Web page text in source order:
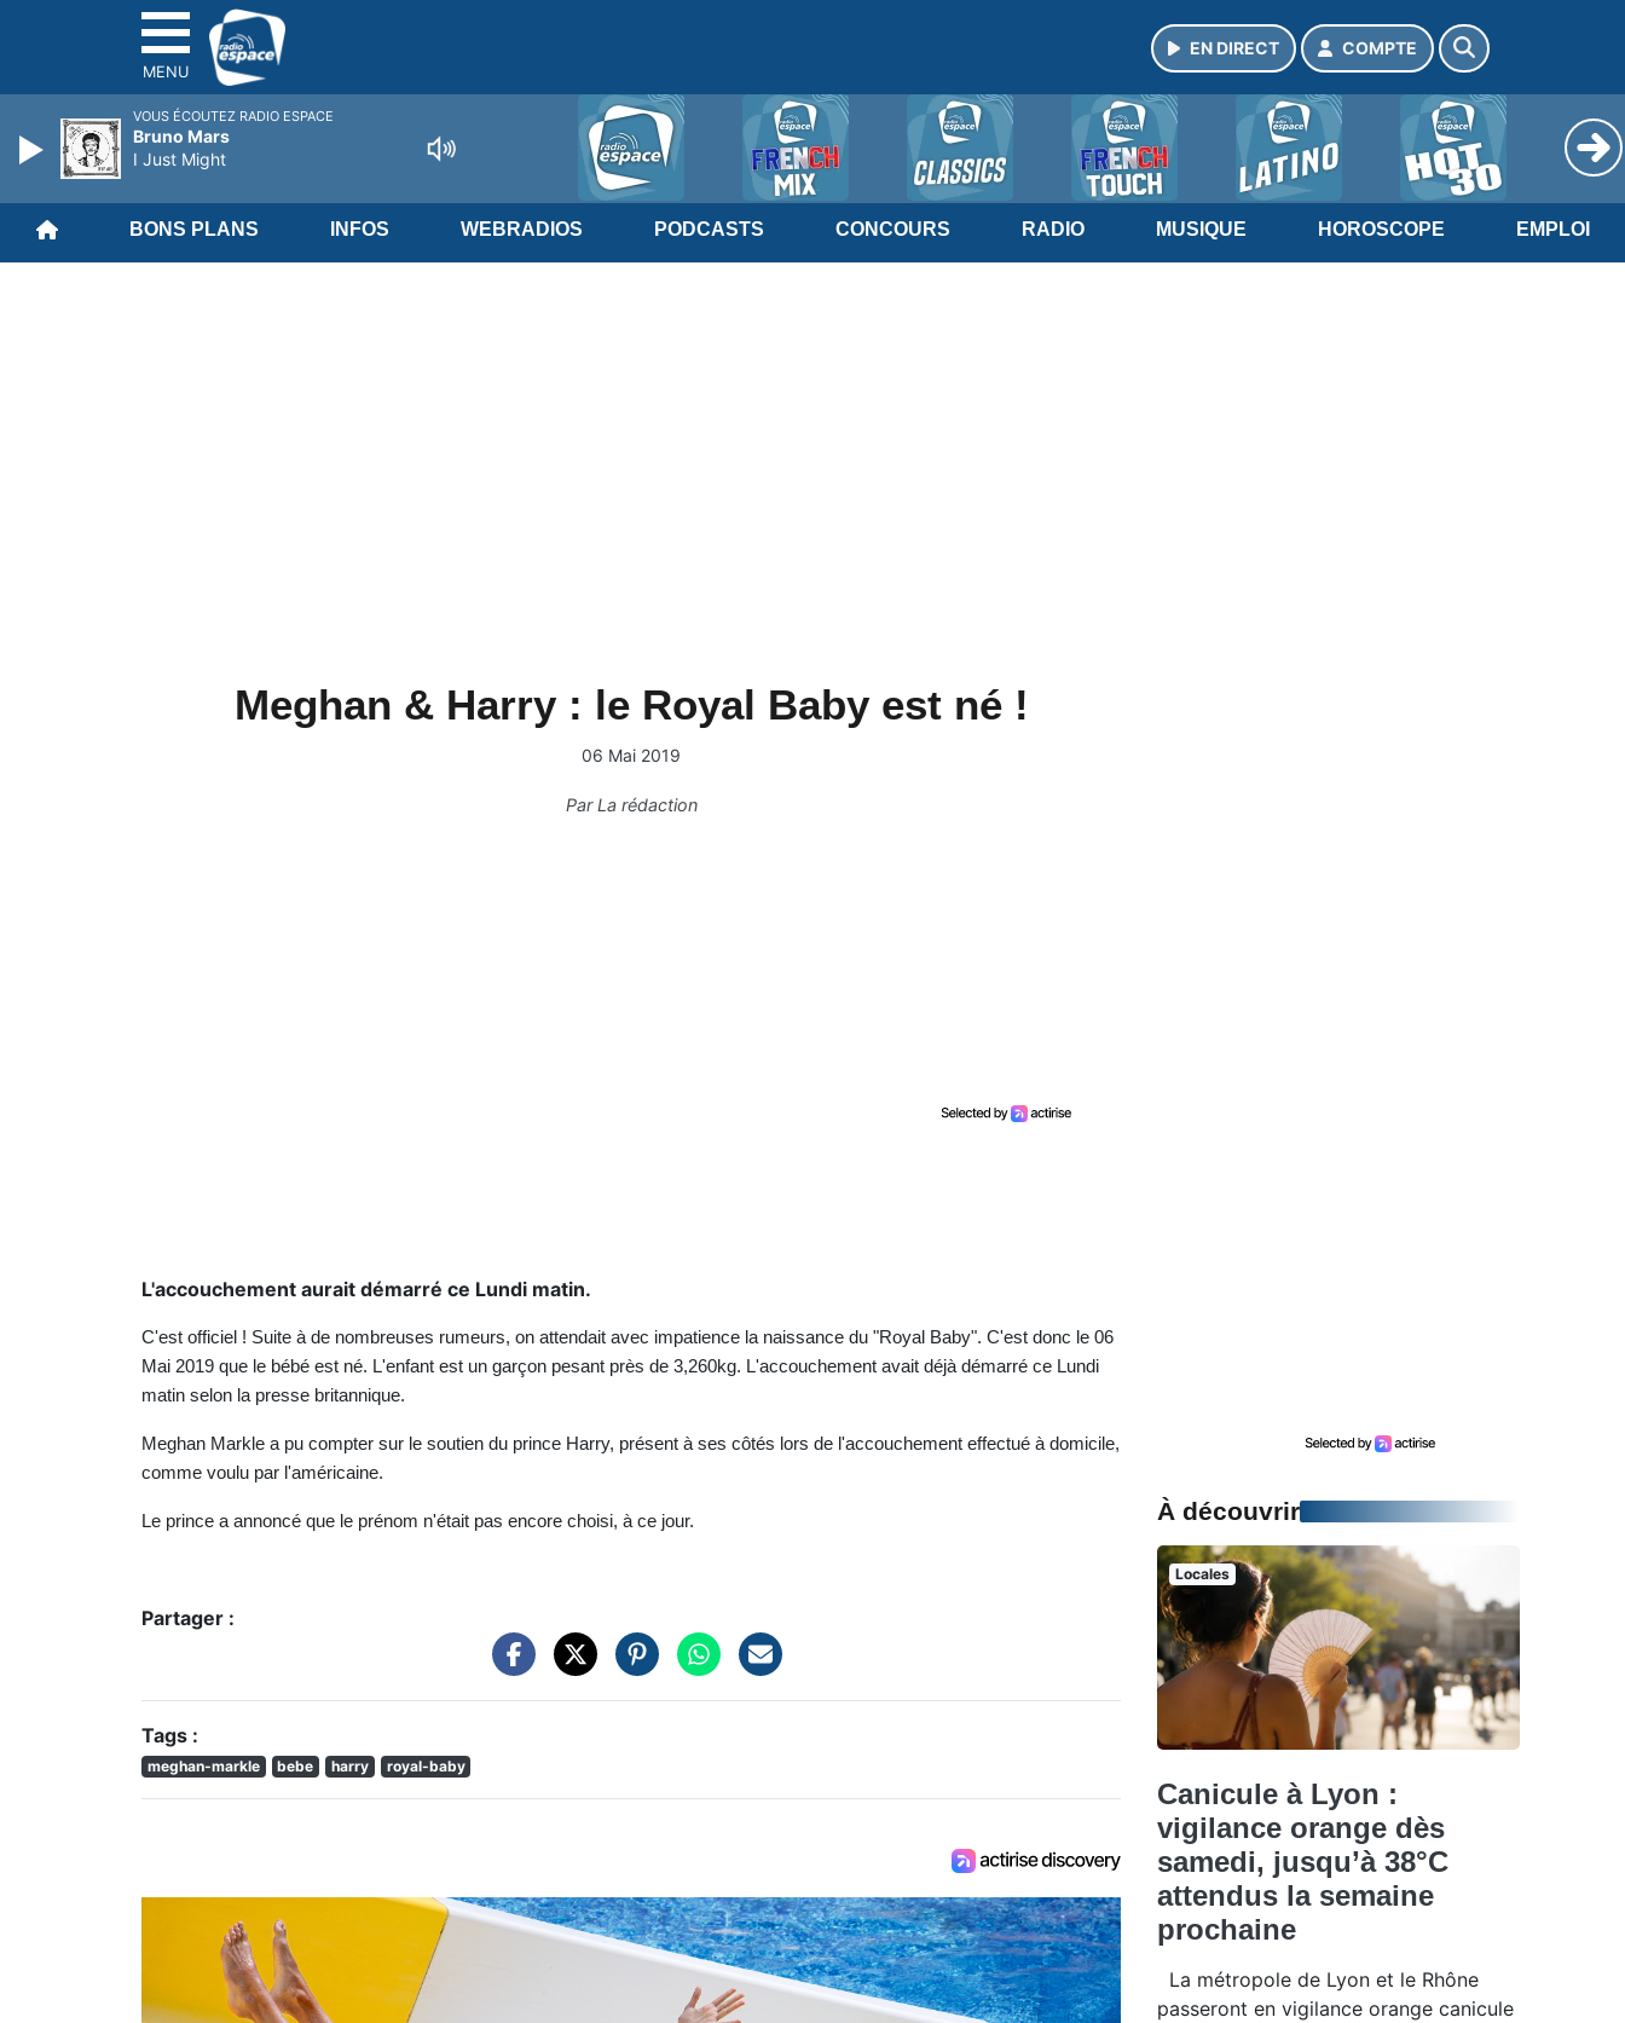
MENU
EN DIRECT COMPTE
BONS PLANS INFOS WEBRADIOS PODCASTS CONCOURS RADIO MUSIQUE HOROSCOPE EMPLOI
Meghan & Harry : le Royal Baby est né !
06 Mai 2019
ParLa rédaction
L'accouchement aurait démarré ce Lundi matin.
C'est officiel ! Suite à de nombreuses rumeurs, on attendait avec impatience la naissance du "Royal Baby". C'est donc le 06
Mai 2019 que le bébé est né. L'enfant est un garçon pesant près de 3,260kg. L'accouchement avait déjà démarré ce Lundi
matin selon la presse britannique.
Meghan Markle a pu compter sur le soutien du prince Harry, présent à ses côtés lors de l'accouchement effectué à domicile,
comme voulu par l'américaine.
Le prince a annoncé que le prénom n'était pas encore choisi, à ce jour.
Partager :
Tags :
meghan-markle bebe harry royal-baby
À découvrir
Locales
Canicule à Lyon :
vigilance orange dès
samedi, jusqu’à 38°C
attendus la semaine
prochaine
La métropole de Lyon et le Rhône
passeront en vigilance orange canicule
VOUS ÉCOUTEZ RADIO ESPACE
Bruno Mars
I Just Might